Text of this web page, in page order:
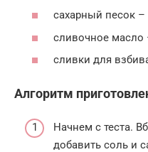
сахарный песок –
сливочное масло
сливки для
Алгоритм
Начнем с теста.
добавить соль и